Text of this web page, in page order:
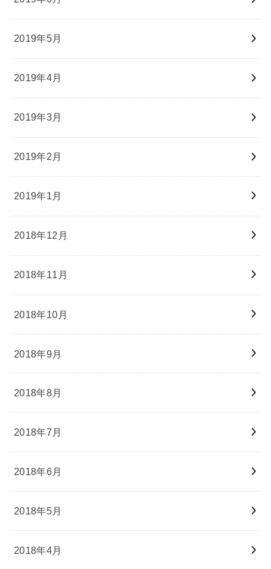
2019年5月
2019年4月
2019年3月
2019年2月
2019年1月
2018年12月
2018年11月
2018年10月
2018年9月
2018年8月
2018年7月
2018年6月
2018年5月
2018年4月